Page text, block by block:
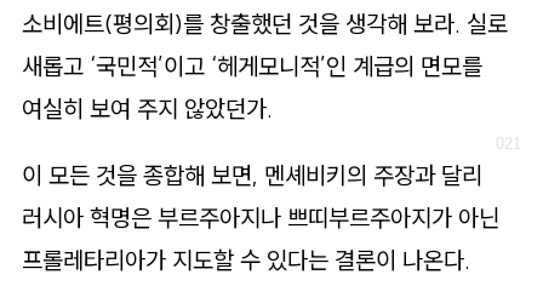
소비에트(평의회)를 창출했던 것을 생각해 보라. 실로
새롭고 ‘국민적’이고 ‘헤게모니적’인 계급의 면모를
여실히 보여 주지 않았던가.
이 모든 것을 종합해 보면, 멘셰비키의 주장과 달리
러시아 혁명은 부르주아지나 쁘띠부르주아지가 아닌
프롤레타리아가 지도할 수 있다는 결론이 나온다.